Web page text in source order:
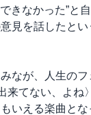
きなかった”と
見を話したとい
なが、人生の
来てない、よね
いえる楽曲と